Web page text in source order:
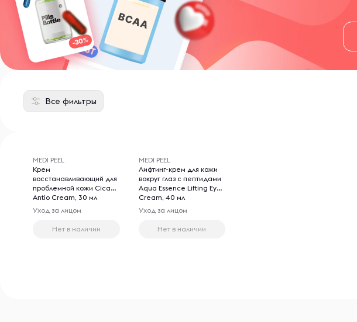
Все фильтры
MEDI PEEL
Крем
восстанавливающий для
проблемной кожи Cica
Antio Cream, 30 мл
Уход за лицом
Нет в наличии
MEDI PEEL
Лифтинг-крем для кожи
вокруг глаз с пептидами
Aqua Essence Lifting Eye
Cream, 40 мл
Уход за лицом
Нет в наличии